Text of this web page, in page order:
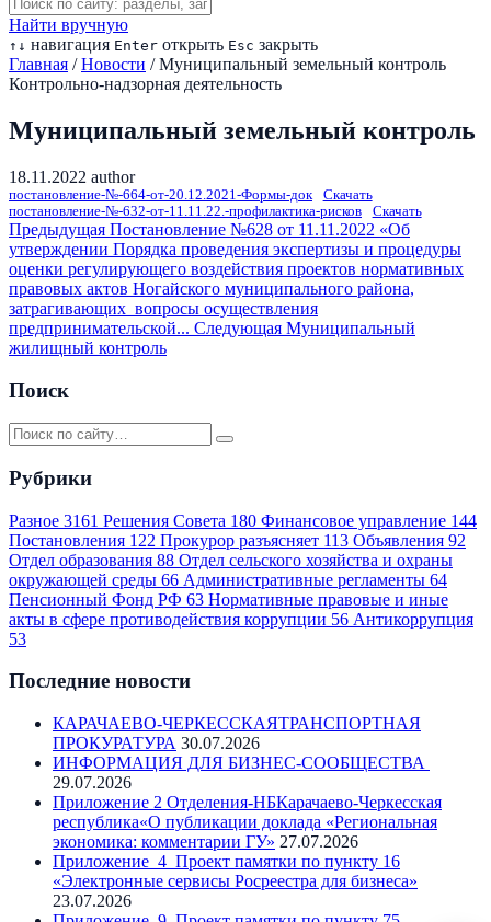
Найти вручную
↑ ↓ навигация Enter открыть Esc закрыть
Главная / Новости / Муниципальный земельный контроль
Контрольно-надзорная деятельность
Муниципальный земельный контроль
18.11.2022 author
постановление-№-664-от-20.12.2021-Формы-док
Скачать
постановление-№-632-от-11.11.22.-профилактика-рисков
Скачать
Предыдущая Постановление №628 от 11.11.2022 «Об
утверждении Порядка проведения экспертизы и процедуры
оценки регулирующего воздействия проектов нормативных
правовых актов Ногайского муниципального района,
затрагивающих вопросы осуществления
предпринимательской... Следующая Муниципальный
жилищный контроль
Поиск
Рубрики
Разное 3161 Решения Совета 180 Финансовое управление 144
Постановления 122 Прокурор разъясняет 113 Объявления 92
Отдел образования 88 Отдел сельского хозяйства и охраны
окружающей среды 66 Административные регламенты 64
Пенсионный Фонд РФ 63 Нормативные правовые и иные
акты в сфере противодействия коррупции 56 Антикоррупция
53
Последние новости
КАРАЧАЕВО-ЧЕРКЕССКАЯТРАНСПОРТНАЯ
ПРОКУРАТУРА 30.07.2026
ИНФОРМАЦИЯ ДЛЯ БИЗНЕС-СООБЩЕСТВА
29.07.2026
Приложение 2 Отделения-НБКарачаево-Черкесская
республика«О публикации доклада «Региональная
экономика: комментарии ГУ» 27.07.2026
Приложение_4_Проект памятки по пункту 16
«Электронные сервисы Росреестра для бизнеса»
23.07.2026